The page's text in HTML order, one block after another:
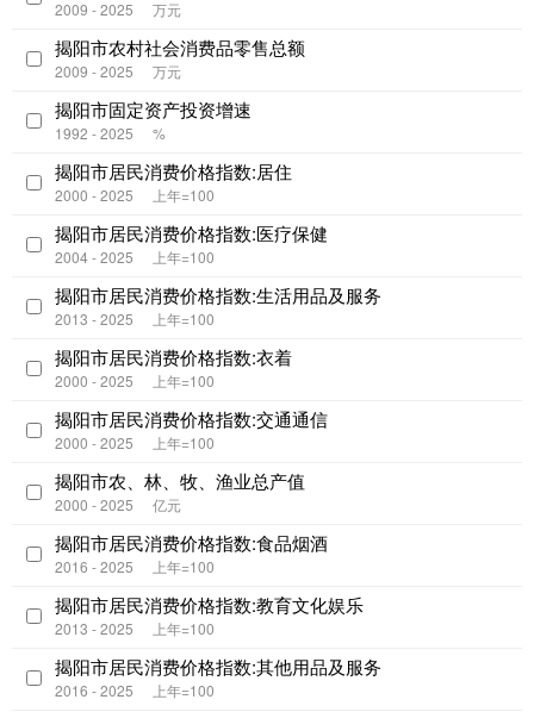
2009 - 2025 万元
揭阳市农村社会消费品零售总额
2009 - 2025 万元
揭阳市固定资产投资增速
1992 - 2025 %
揭阳市居民消费价格指数:居住
2000 - 2025 上年=100
揭阳市居民消费价格指数:医疗保健
2004 - 2025 上年=100
揭阳市居民消费价格指数:生活用品及服务
2013 - 2025 上年=100
揭阳市居民消费价格指数:衣着
2000 - 2025 上年=100
揭阳市居民消费价格指数:交通通信
2000 - 2025 上年=100
揭阳市农、林、牧、渔业总产值
2000 - 2025 亿元
揭阳市居民消费价格指数:食品烟酒
2016 - 2025 上年=100
揭阳市居民消费价格指数:教育文化娱乐
2013 - 2025 上年=100
揭阳市居民消费价格指数:其他用品及服务
2016 - 2025 上年=100